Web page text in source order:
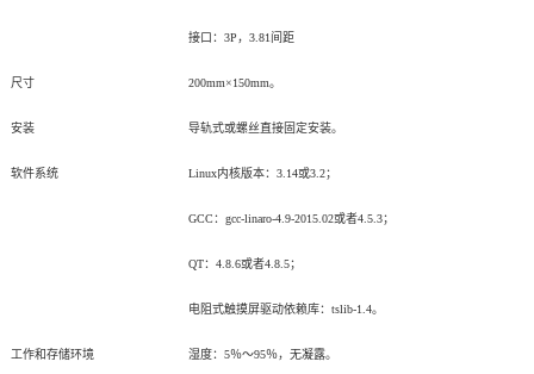
接口：3P，3.81间距
尺寸 200mm×150mm。
安装 导轨式或螺丝直接固定安装。
软件系统 Linux内核版本：3.14或3.2；
GCC：gcc-linaro-4.9-2015.02或者4.5.3；
QT：4.8.6或者4.8.5；
电阻式触摸屏驱动依赖库：tslib-1.4。
工作和存储环境 湿度：5％～95％，无凝露。